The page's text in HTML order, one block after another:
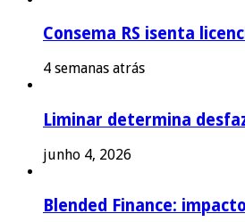
Consema RS isenta
4 semanas atrás
Liminar determina
junho 4, 2026
Blended Finance: